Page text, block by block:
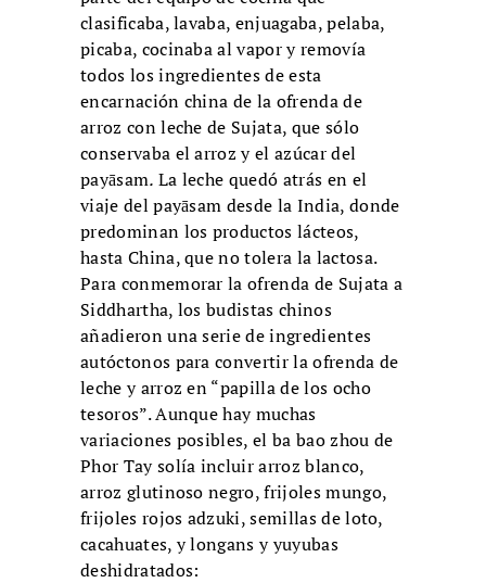
clasificaba, lavaba, enjuagaba, pelaba,
picaba, cocinaba al vapor y removía
todos los ingredientes de esta
encarnación china de la ofrenda de
arroz con leche de Sujata, que sólo
conservaba el arroz y el azúcar del
payāsam. La leche quedó atrás en el
viaje del payāsam desde la India, donde
predominan los productos lácteos,
hasta China, que no tolera la lactosa.
Para conmemorar la ofrenda de Sujata a
Siddhartha, los budistas chinos
añadieron una serie de ingredientes
autóctonos para convertir la ofrenda de
leche y arroz en “papilla de los ocho
tesoros”. Aunque hay muchas
variaciones posibles, el ba bao zhou de
Phor Tay solía incluir arroz blanco,
arroz glutinoso negro, frijoles mungo,
frijoles rojos adzuki, semillas de loto,
cacahuates, y longans y yuyubas
deshidratados: